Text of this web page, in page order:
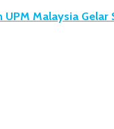
UPM Malaysia